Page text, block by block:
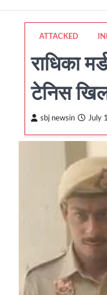
ATTACKED
राधिका
टेनिस
sbj newsin July